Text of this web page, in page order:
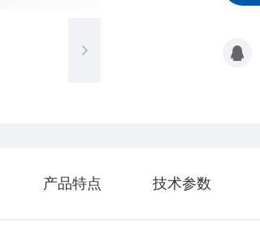
产品特点 技术参数